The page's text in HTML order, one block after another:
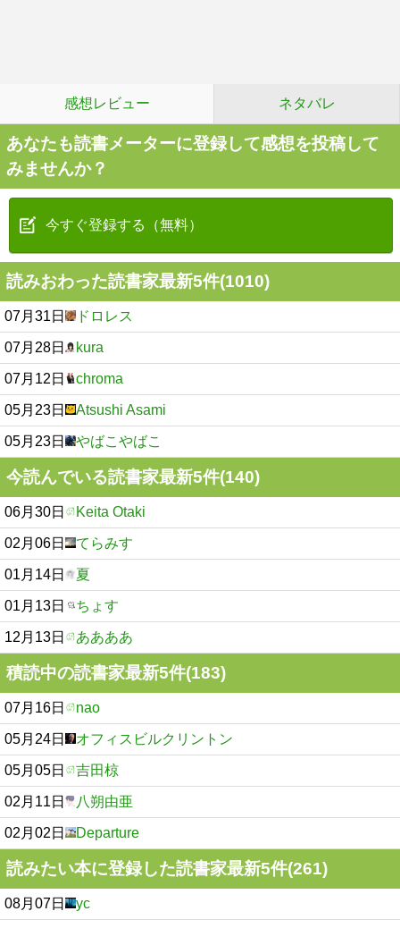
感想レビュー ネタバレ
あなたも読書メーターに登録して感想を投稿して
みませんか？
今すぐ登録する（無料）
読みおわった読書家最新5件(1010)
07月31日 ドロレス
07月28日 kura
07月12日 chroma
05月23日 Atsushi Asami
05月23日 やばこやばこ
今読んでいる読書家最新5件(140)
06月30日 Keita Otaki
02月06日 てらみす
01月14日 夏
01月13日 ちょす
12月13日 ああああ
積読中の読書家最新5件(183)
07月16日 nao
05月24日 オフィスビルクリントン
05月05日 吉田椋
02月11日 八朔由亜
02月02日 Departure
読みたい本に登録した読書家最新5件(261)
08月07日 yc